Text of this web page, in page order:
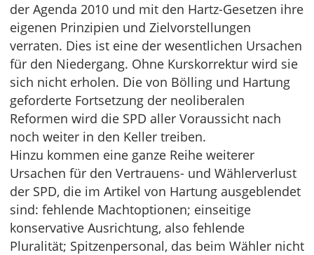
der Agenda 2010 und mit den Hartz-Gesetzen ihre
eigenen Prinzipien und Zielvorstellungen
verraten. Dies ist eine der wesentlichen Ursachen
für den Niedergang. Ohne Kurskorrektur wird sie
sich nicht erholen. Die von Bölling und Hartung
geforderte Fortsetzung der neoliberalen
Reformen wird die SPD aller Voraussicht nach
noch weiter in den Keller treiben.
Hinzu kommen eine ganze Reihe weiterer
Ursachen für den Vertrauens- und Wählerverlust
der SPD, die im Artikel von Hartung ausgeblendet
sind: fehlende Machtoptionen; einseitige
konservative Ausrichtung, also fehlende
Pluralität; Spitzenpersonal, das beim Wähler nicht